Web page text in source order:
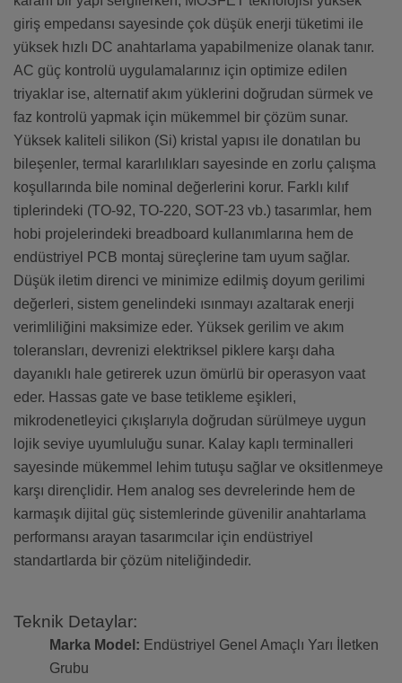
giriş empedansı sayesinde çok düşük enerji tüketimi ile
yüksek hızlı DC anahtarlama yapabilmenize olanak tanır.
AC güç kontrolü uygulamalarınız için optimize edilen
triyaklar ise, alternatif akım yüklerini doğrudan sürmek ve
faz kontrolü yapmak için mükemmel bir çözüm sunar.
Yüksek kaliteli silikon (Si) kristal yapısı ile donatılan bu
bileşenler, termal kararlılıkları sayesinde en zorlu çalışma
koşullarında bile nominal değerlerini korur. Farklı kılıf
tiplerindeki (TO-92, TO-220, SOT-23 vb.) tasarımlar, hem
hobi projelerindeki breadboard kullanımlarına hem de
endüstriyel PCB montaj süreçlerine tam uyum sağlar.
Düşük iletim direnci ve minimize edilmiş doyum gerilimi
değerleri, sistem genelindeki ısınmayı azaltarak enerji
verimliliğini maksimize eder. Yüksek gerilim ve akım
toleransları, devrenizi elektriksel piklere karşı daha
dayanıklı hale getirerek uzun ömürlü bir operasyon vaat
eder. Hassas gate ve base tetikleme eşikleri,
mikrodenetleyici çıkışlarıyla doğrudan sürülmeye uygun
lojik seviye uyumluluğu sunar. Kalay kaplı terminalleri
sayesinde mükemmel lehim tutuşu sağlar ve oksitlenmeye
karşı dirençlidir. Hem analog ses devrelerinde hem de
karmaşık dijital güç sistemlerinde güvenilir anahtarlama
performansı arayan tasarımcılar için endüstriyel
standartlarda bir çözüm niteliğindedir.
Teknik Detaylar:
Marka Model: Endüstriyel Genel Amaçlı Yarı İletken
Grubu